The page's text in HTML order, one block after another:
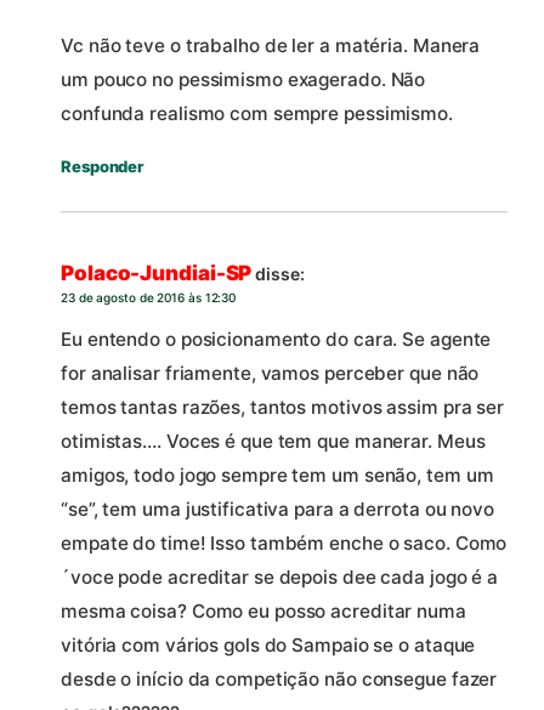
Vc não teve o trabalho de ler a matéria. Manera
um pouco no pessimismo exagerado. Não
confunda realismo com sempre pessimismo.
Responder
Polaco-Jundiai-SPdisse:
23 de agosto de 2016 às 12:30
Eu entendo o posicionamento do cara. Se agente
for analisar friamente, vamos perceber que não
temos tantas razões, tantos motivos assim pra ser
otimistas…. Voces é que tem que manerar. Meus
amigos, todo jogo sempre tem um senão, tem um
“se”, tem uma justificativa para a derrota ou novo
empate do time! Isso também enche o saco. Como
´voce pode acreditar se depois dee cada jogo é a
mesma coisa? Como eu posso acreditar numa
vitória com vários gols do Sampaio se o ataque
desde o início da competição não consegue fazer